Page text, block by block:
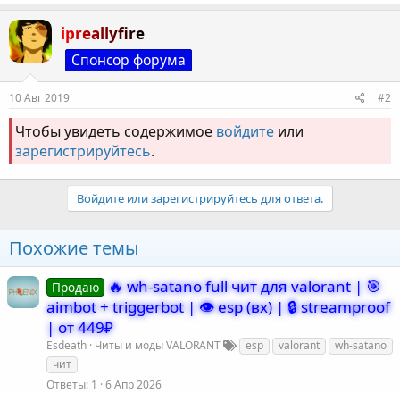
ipreallyfire
Спонсор форума
10 Авг 2019 #2
Чтобы увидеть содержимое войдите или
зарегистрируйтесь.
Войдите или зарегистрируйтесь для ответа.
Похожие темы
Продаю 🔥 wh-satano full чит для valorant | 🎯
aimbot + triggerbot | 👁️ esp (вх) | 🔒 streamproof
| от 449₽
Esdeath Читы и моды VALORANT esp valorant
wh-satano
чит
Ответы 1 6 Апр 2026